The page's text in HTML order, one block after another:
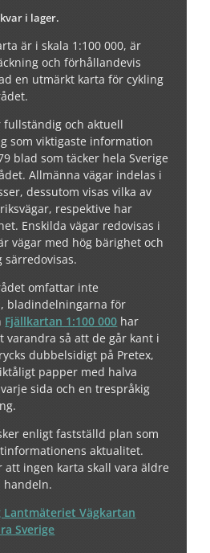
i lager.
är i skala 1:100 000, är
och förhållandevis
en utmärkt karta för cykling
fullständig och aktuell
som viktigaste information
blad som täcker hela Sverige
Allmänna vägar indelas i
dessutom visas vilka av
respektive har
Enskilda vägar redovisas i
vägar med hög bärighet och
omfattar inte
bladindelningarna för
Fjällkartan 1:100 000 har
varandra så att de går kant i
dubbelsidigt på Pretex,
papper med halva
sida och en trespråkig
enligt fastställd plan som
aktualitet.
att ingen karta skall vara äldre
handeln.
Lantmäteriet Vägkartan
Sverige